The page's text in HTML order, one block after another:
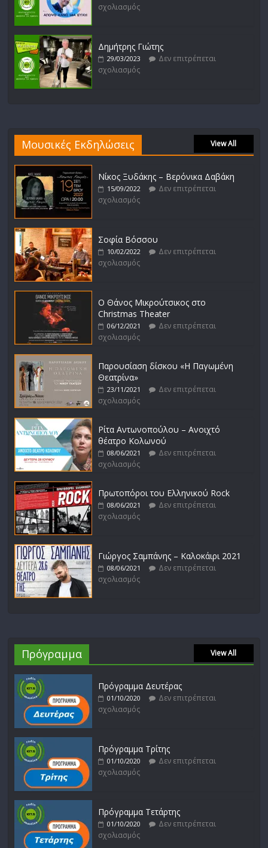
σχολιασμός
Δημήτρης Γιώτης
29/03/2023
Δεν επιτρέπεται
σχολιασμός
Μουσικές Εκδηλώσεις View All
Νίκος Ξυδάκης – Βερόνικα Δαβάκη
15/09/2022
Δεν επιτρέπεται
σχολιασμός
Σοφία Βόσσου
10/02/2022
Δεν επιτρέπεται
σχολιασμός
Ο Θάνος Μικρούτσικος στο
Christmas Theater
06/12/2021
Δεν επιτρέπεται
σχολιασμός
Παρουσίαση δίσκου «Η Παγωμένη
Θεατρίνα»
23/11/2021
Δεν επιτρέπεται
σχολιασμός
Ρίτα Αντωνοπούλου – Ανοιχτό
θέατρο Κολωνού
08/06/2021
Δεν επιτρέπεται
σχολιασμός
Πρωτοπόροι του Ελληνικού Rock
08/06/2021
Δεν επιτρέπεται
σχολιασμός
Γιώργος Σαμπάνης – Καλοκάιρι 2021
08/06/2021
Δεν επιτρέπεται
σχολιασμός
Πρόγραμμα View All
Πρόγραμμα Δευτέρας
01/10/2020
Δεν επιτρέπεται
σχολιασμός
Πρόγραμμα Τρίτης
01/10/2020
Δεν επιτρέπεται
σχολιασμός
Πρόγραμμα Τετάρτης
01/10/2020
Δεν επιτρέπεται
σχολιασμός